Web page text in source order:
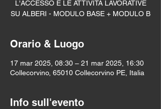
L'ACCESSO E LE ATTIVITÀ LAVORATIVE
SU ALBERI - MODULO BASE + MODULO B
Orario & Luogo
17 mar 2025, 08:30 – 21 mar 2025, 16:30
Collecorvino, 65010 Collecorvino PE, Italia
Info sull'evento